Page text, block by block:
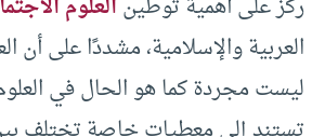
ركز على أهمية توطينالعلوم
العربية والإسلامية، مشددًا على أن
ليست مجردة كما هو الحال في